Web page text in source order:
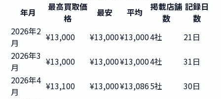
年月
最高買取価
格
最安 平均
掲載店舗
数
記録日
数
2026年2
月
¥13,000 ¥13,000¥13,0004社
21日
2026年3
月
¥13,000 ¥13,000¥13,0004社
31日
2026年4
月
¥13,100 ¥13,000¥13,0865社
30日